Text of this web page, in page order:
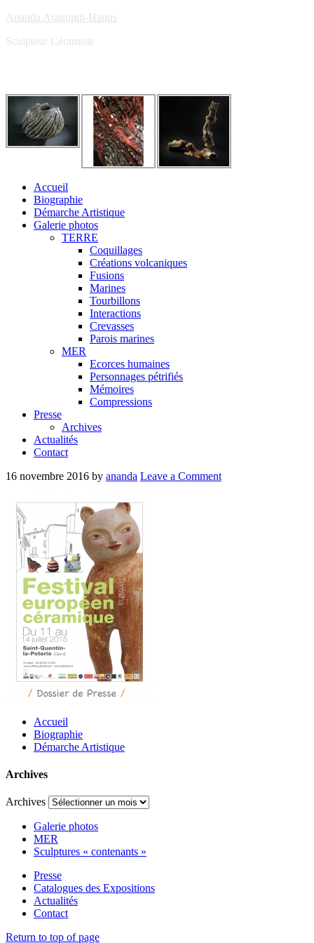
Ananda Aragundi-Hanus
Sculpteur Céramiste
Accueil
Biographie
Démarche Artistique
Galerie photos
TERRE
Coquillages
Créations volcaniques
Fusions
Marines
Tourbillons
Interactions
Crevasses
Parois marines
MER
Ecorces humaines
Personnages pétrifiés
Mémoires
Compressions
Presse
Archives
Actualités
Contact
16 novembre 2016 by ananda Leave a Comment
Accueil
Biographie
Démarche Artistique
Archives
Archives
Galerie photos
MER
Sculptures « contenants »
Presse
Catalogues des Expositions
Actualités
Contact
Return to top of page